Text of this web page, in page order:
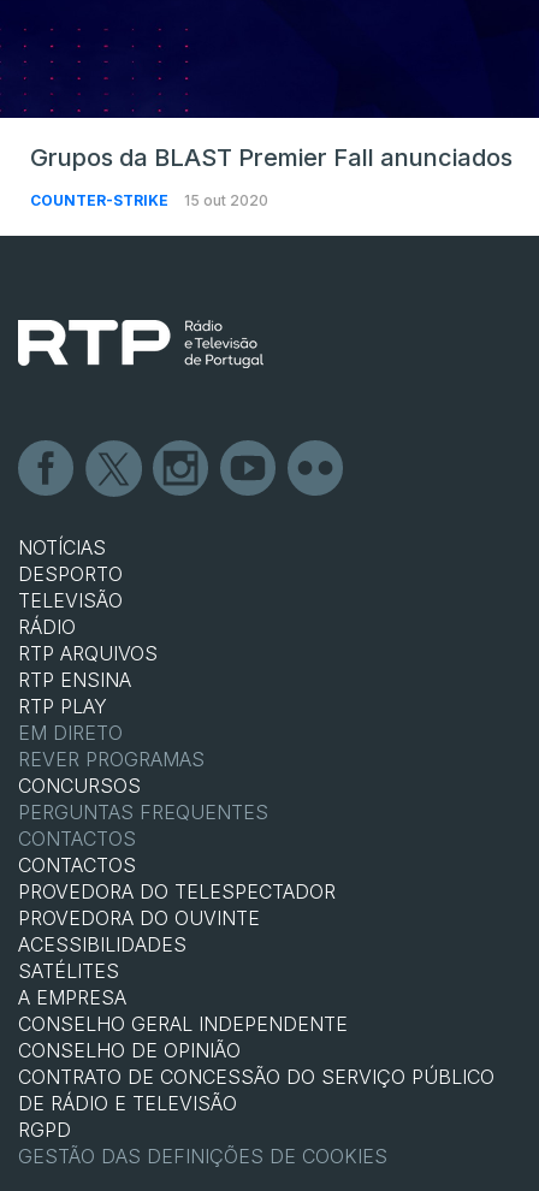
Grupos da BLAST Premier Fall anunciados
COUNTER-STRIKE 15 out 2020
NOTÍCIAS
DESPORTO
TELEVISÃO
RÁDIO
RTP ARQUIVOS
RTP ENSINA
RTP PLAY
EM DIRETO
REVER PROGRAMAS
CONCURSOS
PERGUNTAS FREQUENTES
CONTACTOS
CONTACTOS
PROVEDORA DO TELESPECTADOR
PROVEDORA DO OUVINTE
ACESSIBILIDADES
SATÉLITES
A EMPRESA
CONSELHO GERAL INDEPENDENTE
CONSELHO DE OPINIÃO
CONTRATO DE CONCESSÃO DO SERVIÇO PÚBLICO
DE RÁDIO E TELEVISÃO
RGPD
GESTÃO DAS DEFINIÇÕES DE COOKIES